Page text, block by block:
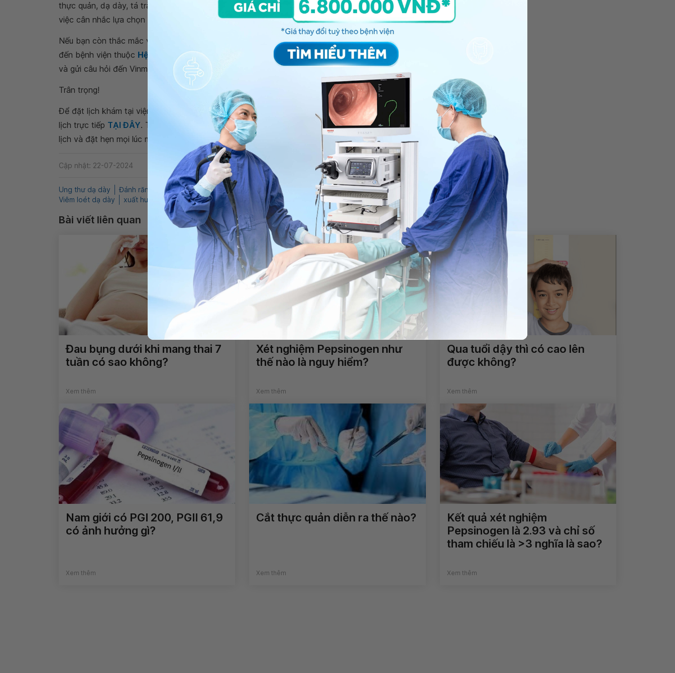
thực quản, dạ dày, tá tràng, đây vẫn là phương pháp can thiệp và có những rủi ro nhất định. Vì thế,
việc cân nhắc lựa chọn cơ sở y tế uy tín để thực hiện nội soi thực sự là vấn đề cần thiết.
Nếu bạn còn thắc mắc về đánh răng nôn ói kèm máu, đầy hơi sau khi uống bia rượu, bạn có thể
đến bệnh viện thuộc Hệ thống Y tế Vinmec
để kiểm tra và tư vấn thêm. Cảm ơn bạn đã tin tưởng
và gửi câu hỏi đến Vinmec. Chúc bạn có thật nhiều sức khỏe.
Trân trọng!
Để đặt lịch khám tại viện, Quý khách vui lòng bấm số , đặt muaGÓI DỊCH VỤ
hoặc đặt
lịch trực tiếp TẠI ĐÂY. Tải và đặt lịch khám tự động trên ứng dụng My Vinmec để quản lý, theo dõi
lịch và đặt hẹn mọi lúc mọi nơi ngay trên ứng dụng.
Cập nhật: 22-07-2024 Chia sẻ
Ung thư dạ dày Đánh răng nôn ói sau uống rượu Mắc nghẹn ở cổ Tiêu hóa QnA
Nội soi thực quản
Viêm loét dạ dày
xuất huyết tiêu hóa
Bài viết liên quan
Đau bụng dưới khi mang thai 7
tuần có sao không?
Xem thêm
Xét nghiệm Pepsinogen như
thế nào là nguy hiểm?
Xem thêm
Qua tuổi dậy thì có cao lên
được không?
Xem thêm
Nam giới có PGI 200, PGII 61,9
có ảnh hưởng gì?
Xem thêm
Cắt thực quản diễn ra thế nào?
Xem thêm
Kết quả xét nghiệm
Pepsinogen là 2.93 và chỉ số
tham chiếu là >3 nghĩa là sao?
Xem thêm